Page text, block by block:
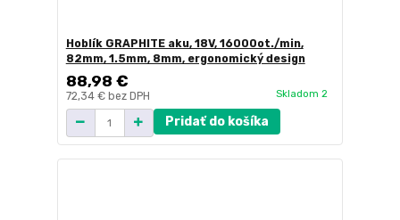
Hoblík GRAPHITE aku, 18V, 16000ot./min,
82mm, 1.5mm, 8mm, ergonomický design
88,98 €
72,34 € bez DPH Skladom 2
Pridať do košíka